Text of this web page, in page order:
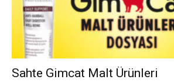
Sahte Gimcat Malt Ürünleri